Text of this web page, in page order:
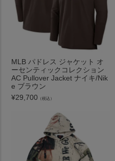
MLB パドレス ジャケット オ
ーセンティックコレクション
AC Pullover Jacket ナイキ/Nik
e ブラウン
¥29,700 （税込）